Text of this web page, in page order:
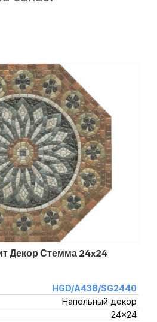
Декор Стемма 24x24
HGD/A438/SG2440
Напольный декор
24x24